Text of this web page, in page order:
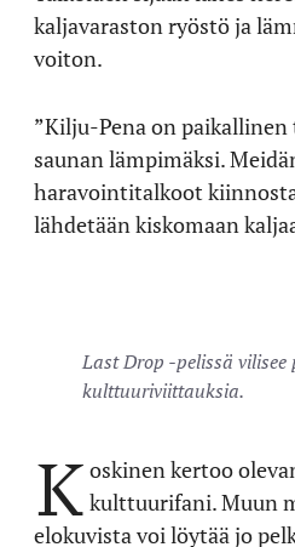
kaljavaraston ryöstö ja
voiton.
”Kilju-Pena on
saunan lämpimäksi.
haravointitalkoot
lähdetään kiskomaan
Last Drop -pelissä vilisee
kulttuuriviittauksia.
K oskinen kertoo
kulttuurifani. Muun
elokuvista voi löytää jo